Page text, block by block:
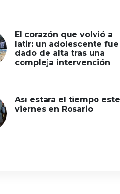
El corazón que volvió a
latir: un adolescente fue
dado de alta tras una
compleja intervención
Así estará el tiempo este
viernes en Rosario